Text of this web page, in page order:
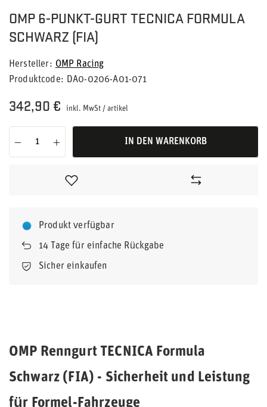
OMP 6-PUNKT-GURT TECNICA FORMULA
SCHWARZ (FIA)
Hersteller
OMP Racing
Produktcode
DA0-0206-A01-071
342,90 € inkl. MwSt / artikel
IN DEN WARENKORB
Produkt verfügbar
14 Tage für einfache Rückgabe
Sicher einkaufen
OMP Renngurt TECNICA Formula
Schwarz (FIA) - Sicherheit und Leistung
für Formel-Fahrzeuge